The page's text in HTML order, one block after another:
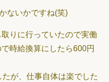
ないかですね(笑)
りに行っていたので実働
時給換算にしたら600円
が、仕事自体は楽でした